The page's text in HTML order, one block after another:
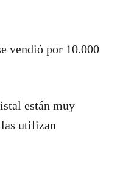
vendió por 10.000
están muy
las utilizan